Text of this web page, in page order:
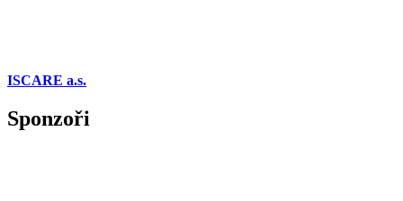
ISCARE a.s.
Sponzoři